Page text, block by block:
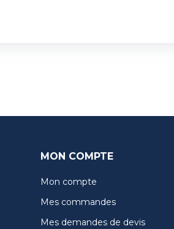
MON COMPTE
Mon compte
Mes commandes
Mes demandes de devis